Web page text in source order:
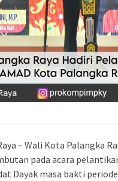
– Wali Kota Palangka
pada acara
Dayak masa bakti